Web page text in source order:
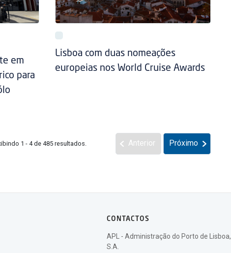
em
para
Lisboa com duas nomeações
europeias nos World Cruise Awards
1 - 4 de 485 resultados. Anterior Próximo
CONTACTOS
APL - Administração do Porto de Lisboa,
S.A.